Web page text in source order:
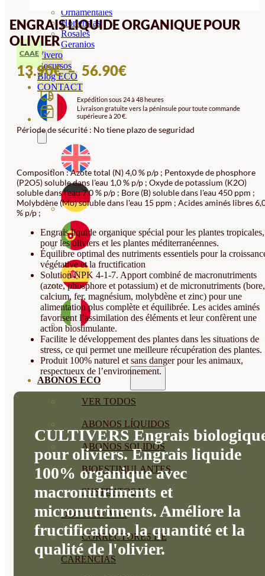
Ornamentales
Hortensias
Rosales
Geranios
Vivero
Recursos
Blog ECO
CONTACT
ABONOS ECO
VER TODOS
ABONOS LÍQUIDOS
ABONOS SOLIDOS
BIOESTIMULANTES
SUSTRATOS Y
DECORATIVAS
CORRECTORES DE
CARENCIAS
ENGRAIS LIQUIDE ORGANIQUE POUR
OLIVIER
CAAE
13.90€– 56.90€PLAGE
PRIX :
13.90€
À
Expédition sous 24 à 48 heures
Livraison gratuite vers la péninsule pour toute commande
supérieure à 20 €.
Période de sécurité : No tiene plazo de seguridad
Composition : Azote total (N) 4,0 % p/p ; Pentoxyde de phosphore
(P2O5) soluble dans l'eau 1,0 % p/p ; Oxyde de potassium (K2O)
soluble dans l'eau 7,0 % p/p ; Bore (B) soluble dans l'eau 450 ppm ;
Molybdène (Mo) soluble dans l'eau 15 ppm ; Acides aminés libres
% p/p ;
Engrais liquide organique spécial pour les plantes tropicales,
pour les oliviers et les plantes méditerranéennes.
Équilibre optimal des nutriments essentiels pour la
végétative et la fructification
Solution NPK 4-1-7. Apport combiné de macronutriments
(azote, phosphore et potassium) et de micronutriments (bore,
calcium, fer, magnésium, molybdène et zinc) pour une
alimentation plus complète et équilibrée. Les acides aminés
favorisent l’assimilation des éléments et leur confèrent une
action biostimulante.
Facilite le développement des plantes dans les situations de
stress, ce qui permet une meilleure récupération des plantes.
Produit 100% naturel et sans danger pour les animaux,
respectueux de l’environnement.
CULTIVERS Engrais
pour oliviers. Engrais liquide
100% organique avec
macronutriments et
micronutriments. Améliore la
fructification, la quantité et la
qualité de l'olivier.